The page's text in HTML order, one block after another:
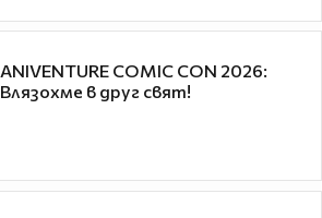
ANIVENTURE COMIC CON 2026:
Влязохме в друг свят!